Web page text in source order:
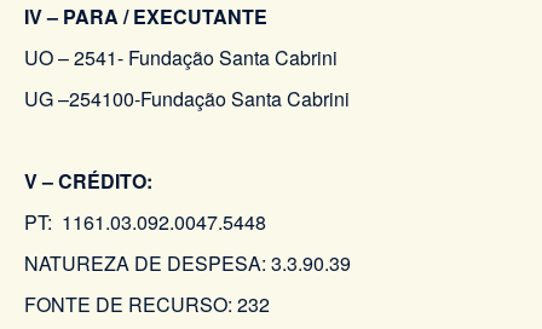
IV – PARA / EXECUTANTE
UO – 2541- Fundação Santa Cabrini
UG –254100-Fundação Santa Cabrini
V – CRÉDITO:
PT: 1161.03.092.0047.5448
NATUREZA DE DESPESA: 3.3.90.39
FONTE DE RECURSO: 232